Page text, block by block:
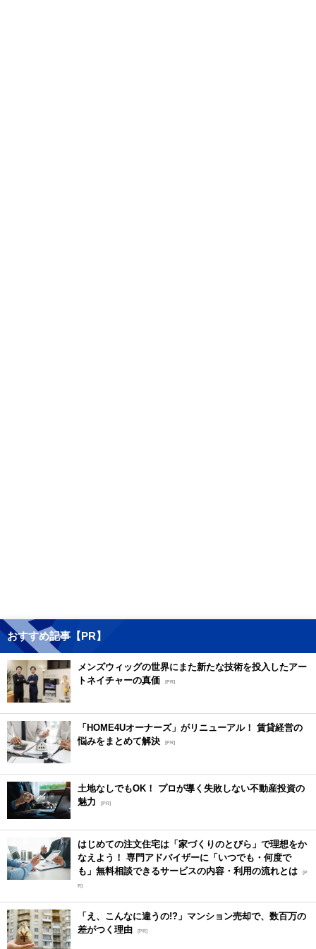
おすすめ記事【PR】
メンズウィッグの世界にまた新たな技術を投入したアー
トネイチャーの真価 [PR]
「HOME4Uオーナーズ」がリニューアル！ 賃貸経営の
悩みをまとめて解決 [PR]
土地なしでもOK！ プロが導く失敗しない不動産投資の
魅力
[PR]
はじめての注文住宅は「家づくりのとびら」で理想をか
なえよう！ 専門アドバイザーに「いつでも・何度で
も」無料相談できるサービスの内容・利用の流れとは [P
R]
「え、こんなに違うの!?」マンション売却で、数百万の
差がつく理由 [PR]